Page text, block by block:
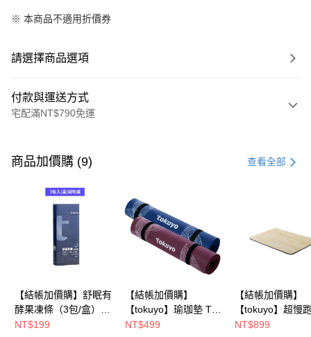
※ 本商品不適用折價券
請選擇商品選項
付款與運送方式
宅配滿NT$790免運
信用卡一次付款
信用卡分期付款
3 期 0 利率 每期 NT$1,326
合作金庫商業銀行
第一商業銀行
華南商業銀行
彰化商業銀行
上海商業儲蓄銀行
台北富邦商業銀行
兆豐國際商業銀行
臺灣中小企業銀行
台中商業銀行
匯豐（台灣）商業銀行
華泰商業銀行
聯邦商業銀行
遠東國際商業銀行
元大商業銀行
6 期 0 利率 每期 NT$663 21家銀行
合作金庫商業銀行
第一商業銀行
華南商業銀行
彰化商業銀行
國泰世華商業銀行
兆豐國際商業銀行
臺灣中小企業銀行
台中商業銀行
匯豐（台灣）商業銀行
街口支付
悠遊付
商品加價購 (9) 查看全部
【結帳加價購】舒眠有
酵果凍條（3包/盒）
【試吃組】
NT$199
【結帳加價購】
【tokuyo】瑜珈墊 TG-
041 台灣製造 (湛藍/墨
NT$499
【結帳加價購】
【tokuyo】超慢
墊 TY-021
NT$899